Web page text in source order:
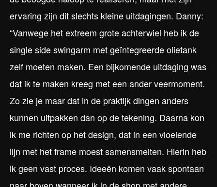
ervaring zijn dit slechts kleine uitdagingen. Danny:
“Vanwege het extreem grote achterwiel heb ik de
single side swingarm met geïntegreerde olietank
zelf moeten maken. Een bijkomende uitdaging was
dat ik te maken kreeg met een ander veermoment.
Zo zie je maar dat in de praktijk dingen anders
kunnen uitpakken dan op de tekening. Daarna kon
ik me richten op het design, dat in een vloeiende
lijn met het frame moest samensmelten. Hierin heb
ik geen vast proces. Ideeën komen vaak spontaan